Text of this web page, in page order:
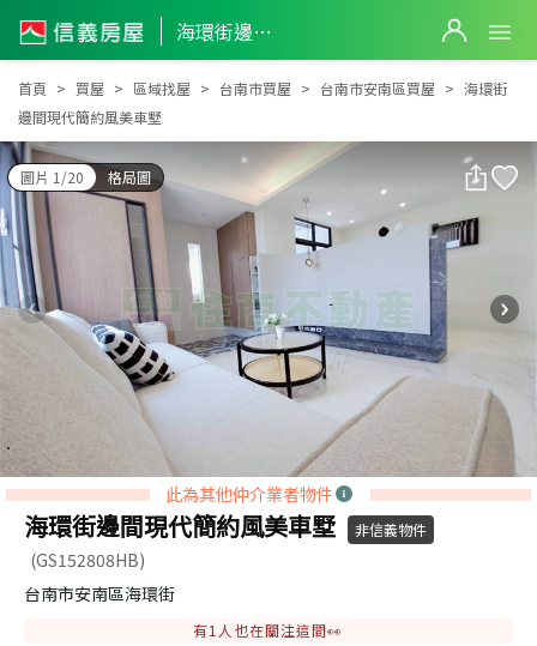
海環街邊間現代簡約風美車墅
海環街邊間現代簡約風美車墅
首頁 買屋 區域找屋 台南市買屋 台南市安南區買屋
海環街
邊間現代簡約風美車墅
圖片 1/20 格局圖
此為其他仲介業者物件
海環街邊間現代簡約風美車墅 非信義物件
(GS152808HB)
台南市安南區海環街
有1 人也在關注這間👀